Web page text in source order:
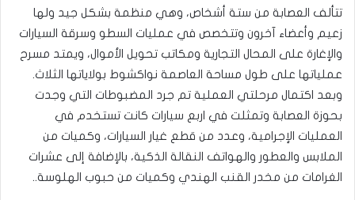
تتألف العصابة من ستة أشخاص، وهي منظمة بشكل جيد ولها
زعيم وأعضاء آخرون وتتخصص في عمليات السطو وسرقة السيارات
والإغارة على المحال التجارية ومكاتب تحويل الأموال، ويمتد مسرح
عملياتها على طول مساحة العاصمة نواكشوط بولاياتها الثلاث.
وبعد اكتمال مرحلتي العملية تم جرد المضبوطات التي وجدت
بحوزة العصابة وتمثلت في اربع سيارات كانت تستخدم في
العمليات الإجرامية، وعدد من قطع غيار السيارات، وكميات من
الملابس والعطور والهواتف النقالة الذكية، بالإضافة إلى عشرات
الغرامات من مخدر القنب الهندي وكميات من حبوب الهلوسة..